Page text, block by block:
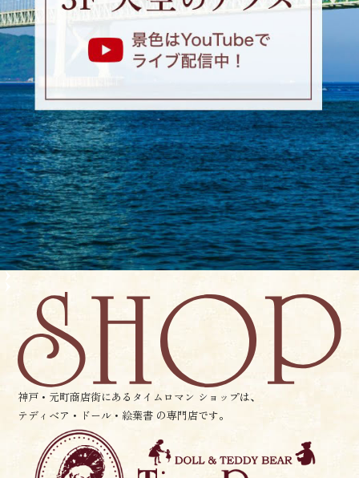
神戸・元町商店街にあるタイムロマン ショップは、
テディベア・ドール・絵葉書 の専門店です。